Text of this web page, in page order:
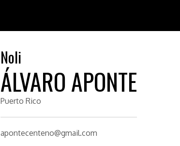
Noli
ÁLVARO APONTE
Puerto Rico
apontecenteno@gmail.com